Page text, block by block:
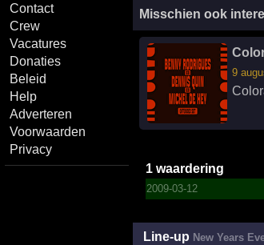
Contact
Crew
Vacatures
Donaties
Beleid
Help
Adverteren
Voorwaarden
Privacy
Misschien ook
9
1 waardering
2009-03-12
Line-up New Years